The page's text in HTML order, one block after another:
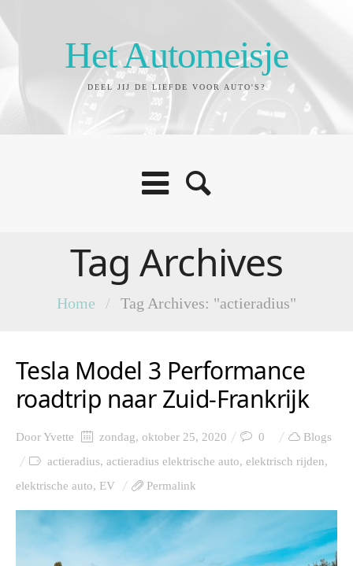
Het Automeisje
DEEL JIJ DE LIEFDE VOOR AUTO'S?
Tag Archives
Home / Tag Archives: "actieradius"
Tesla Model 3 Performance
roadtrip naar Zuid-Frankrijk
DoorYvette zondag, oktober 25, 2020 0
Blogs
actieradius, actieradius elektrische auto, elektrisch rijden,
elektrische auto, EV Permalink